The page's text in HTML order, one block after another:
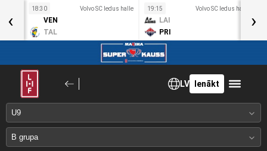
18:30 Volvo SC ledus halle
VEN
TAL
19:15 Volvo SC ledus halle
LAI
PRI
‹ ›
LV Ienākt